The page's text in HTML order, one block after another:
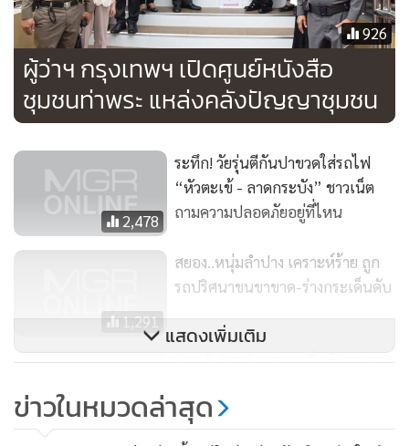
กว่า 20 คัน แต่ไม่พบรถจักรยานยนต์ที่ถูกนายโอขโมยมาแต่
อย่างใด ซึ่งเจ้าของร้านปฏิเสธและให้การตำรวจว่า นายโอ ผู้
ต้องหาไม่ได้นำรถมอเตอร์ไซค์มาขายให้ตน แต่ยอมรับว่าในวัน
เกิดเหตุผู้ต้องหามาเจรจาตกลงจะขายรถมอเตอร์ไซค์คันหนึ่งให้
จริง
อย่างไรก็ตาม ขณะนี้เจ้าหน้าที่ตำรวจได้สอบปากคำเจ้าของร้าน
และตรวจสอบกล้องวงจรปิดใกล้เคียง เพื่อติดตามค้นหารถ
มอเตอร์ไซค์อีกคันที่ผู้ต้องหาขโมยมาขายต่อ
926
ผู้ว่าฯ กรุงเทพฯ เปิดศูนย์หนังสือ
ชุมชนท่าพระ แหล่งคลังปัญญาชุมชน
2,478
ระทึก! วัยรุ่นตีกันปาขวดใส่รถไฟ
“หัวตะเข้ - ลาดกระบัง” ชาวเน็ต
ถามความปลอดภัยอยู่ที่ไหน
1,291
สยอง..หนุ่มลำปาง เคราะห์ร้าย ถูก
รถปริศนาชนขาขาด-ร่างกระเด็นดับ
1,094
จับแล้วโจรย่ามหมาก ที่แท้ 2 ทหาร
สัชฯ ถี่ยิบ
แสดงเพิ่มเติม
ข่าวในหมวดล่าสุด